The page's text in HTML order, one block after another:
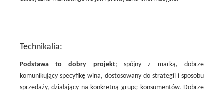
Technikalia:
Podstawa to dobry projekt; spójny z marką, dobrze
komunikujący specyfikę wina, dostosowany do strategii i sposobu
sprzedaży, działający na konkretną grupę konsumentów. Dobrze